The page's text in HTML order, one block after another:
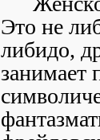
Это не
либидо,
занимает